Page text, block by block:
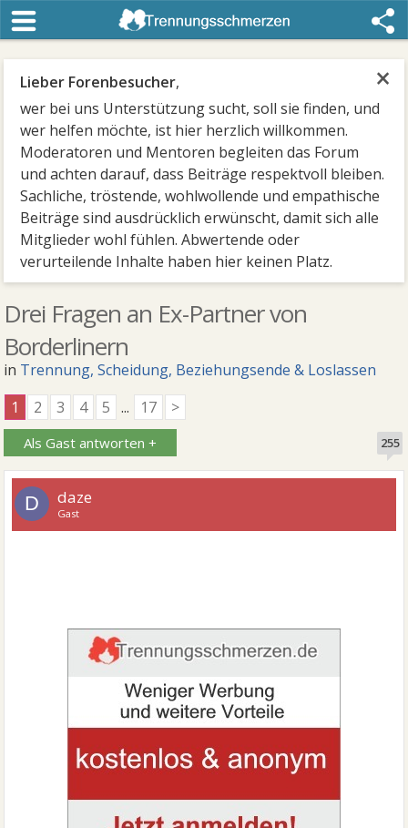
×
Lieber Forenbesucher,
wer bei uns Unterstützung sucht, soll sie finden, und
wer helfen möchte, ist hier herzlich willkommen.
Moderatoren und Mentoren begleiten das Forum
und achten darauf, dass Beiträge respektvoll bleiben.
Sachliche, tröstende, wohlwollende und empathische
Beiträge sind ausdrücklich erwünscht, damit sich alle
Mitglieder wohl fühlen. Abwertende oder
verurteilende Inhalte haben hier keinen Platz.
Drei Fragen an Ex-Partner von
Borderlinern
in Trennung, Scheidung, Beziehungsende & Loslassen
1
2 3 4 5 ... 17 >
Als Gast antworten + 255
D daze
Gast